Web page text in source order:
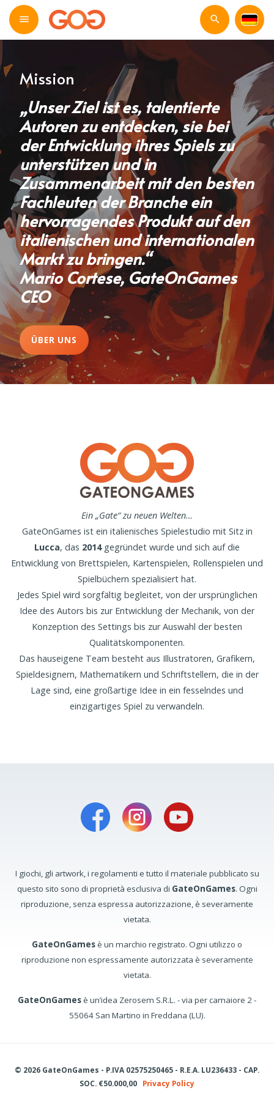
Mission
„Unser Ziel ist es, talentierte
Autoren zu entdecken, sie bei
der Entwicklung ihres Spiels zu
unterstützen und in
Zusammenarbeit mit den besten
Fachleuten der Branche ein
hervorragendes Produkt auf den
italienischen und internationalen
Markt zu bringen.“
Mario Cortese, GateOnGames
CEO
ÜBER UNS
Ein „Gate“ zu neuen Welten…
GateOnGames ist ein italienisches Spielestudio mit Sitz in
Lucca, das 2014gegründet wurde und sich auf die
Entwicklung von Brettspielen, Kartenspielen, Rollenspielen und
Spielbüchern spezialisiert hat.
Jedes Spiel wird sorgfältig begleitet, von der ursprünglichen
Idee des Autors bis zur Entwicklung der Mechanik, von der
Konzeption des Settings bis zur Auswahl der besten
Qualitätskomponenten.
Das hauseigene Team besteht aus Illustratoren, Grafikern,
Spieldesignern, Mathematikern und Schriftstellern, die in der
Lage sind, eine großartige Idee in ein fesselndes und
einzigartiges Spiel zu verwandeln.
I giochi, gli artwork, i regolamenti e tutto il materiale pubblicato su
questo sito sono di proprietà esclusiva di GateOnGames. Ogni
riproduzione, senza espressa autorizzazione, è severamente
vietata.
GateOnGamesè un marchio registrato. Ogni utilizzo o
riproduzione non espressamente autorizzata è severamente
vietata.
GateOnGamesè un’idea Zerosem S.R.L. - via per camaiore 2 -
55064 San Martino in Freddana (LU).
© 2026 GateOnGames - P.IVA 02575250465 - R.E.A. LU236433 - CAP.
SOC. €50.000,00 Privacy Policy